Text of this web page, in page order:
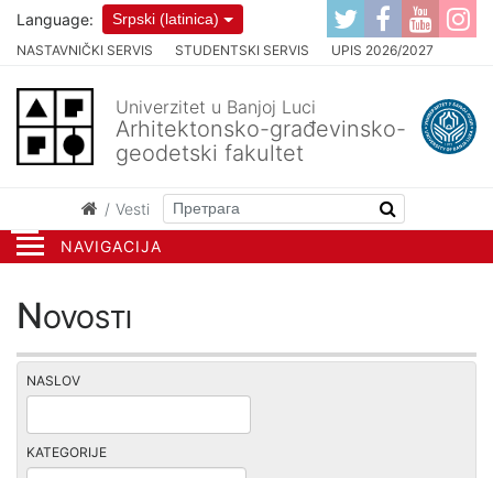
NAVIGACIJA
NASTAVNIČKI SERVIS STUDENTSKI SERVIS UPIS 2026/2027
Language: Srpski (latinica)
Univerzitet u Banjoj Luci
Arhitektonsko-građevinsko-
geodetski fakultet
Vesti
Novosti
NASLOV
KATEGORIJE